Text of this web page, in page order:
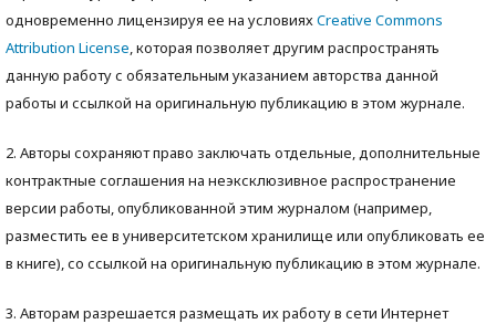
одновременно лицензируя ее на условияхCreative Commons
Attribution License, которая позволяет другим распространять
данную работу с обязательным указанием авторства данной
работы и ссылкой на оригинальную публикацию в этом журнале.
2. Авторы сохраняют право заключать отдельные, дополнительные
контрактные соглашения на неэксклюзивное распространение
версии работы, опубликованной этим журналом (например,
разместить ее в университетском хранилище или опубликовать ее
в книге), со ссылкой на оригинальную публикацию в этом журнале.
3. Авторам разрешается размещать их работу в сети Интернет